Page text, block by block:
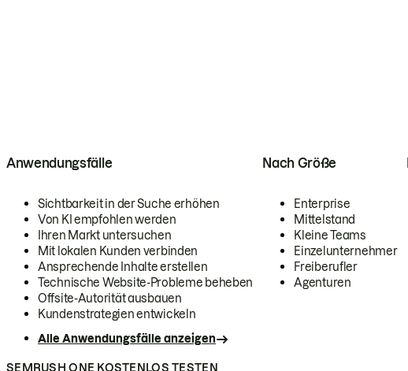
Anwendungsfälle
Sichtbarkeit in der Suche erhöhen
Von KI empfohlen werden
Ihren Markt untersuchen
Mit lokalen Kunden verbinden
Ansprechende Inhalte erstellen
Technische Website-Probleme beheben
Offsite-Autorität ausbauen
Kundenstrategien entwickeln
Alle Anwendungsfälle anzeigen
Nach Größe
Enterprise
Mittelstand
Kleine Teams
Einzelunternehmer
Freiberufler
Agenturen
SEMRUSH ONE KOSTENLOS TESTEN